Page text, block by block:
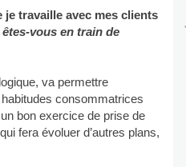
je travaille avec mes clients
vous en train de
va permettre
consommatrices
bon exercice de prise de
fera évoluer d’autres plans,